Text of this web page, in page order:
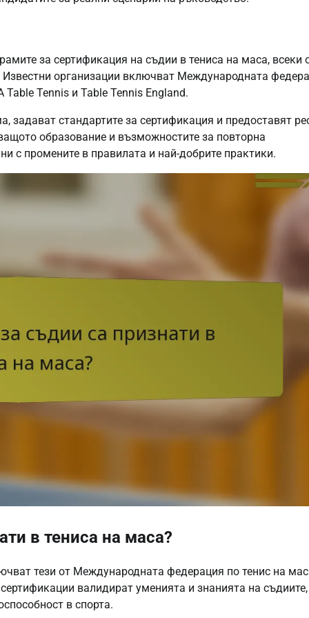
за сертификация на съдии в тениса на маса, всеки
организации включват Международната
Tennis и Table Tennis England.
задават стандартите за сертификация и предоставят
образование и възможностите за повторна
с промените в правилата и най-добрите практики.
в тениса на маса?
тези от Международната федерация по тенис на
валидират уменията и знанията на съдиите,
в спорта.